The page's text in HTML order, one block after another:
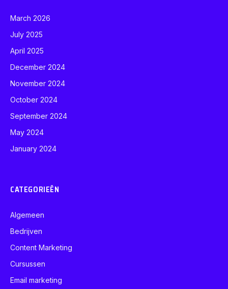
March 2026
July 2025
April 2025
December 2024
November 2024
October 2024
September 2024
May 2024
January 2024
CATEGORIEËN
Algemeen
Bedrijven
Content Marketing
Cursussen
Email marketing